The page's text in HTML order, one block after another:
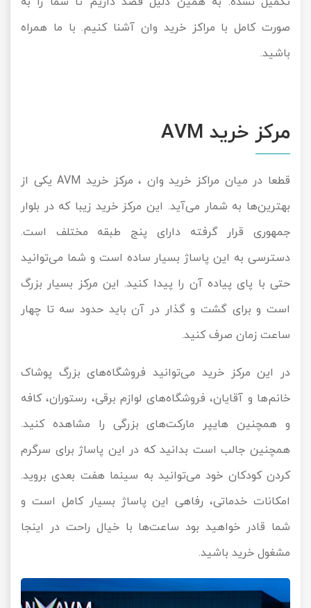
صورت کامل با مراکز خرید وان آشنا کنیم. با ما همراه
باشید.
مرکز خرید AVM
قطعا در میان مراکز خرید وان ، مرکز خرید AVM یکی از
بهترین‌ها به شمار می‌آید. این مرکز خرید زیبا که در بلوار
جمهوری قرار گرفته دارای پنج طبقه مختلف است.
دسترسی به این پاساژ بسیار ساده است و شما می‌توانید
حتی با پای پیاده آن را پیدا کنید. این مرکز بسیار بزرگ
است و برای گشت و گذار در آن باید حدود سه تا چهار
ساعت زمان صرف کنید.
در این مرکز خرید می‌توانید فروشگاه‌های بزرگ پوشاک
خانم‌ها و آقایان، فروشگاه‌های لوازم برقی، رستوران، کافه
و همچنین هایپر مارکت‌های بزرگی را مشاهده کنید.
همچنین جالب است بدانید که در این پاساژ برای سرگرم
کردن کودکان خود می‌توانید به سینما هفت بعدی بروید.
امکانات خدماتی، رفاهی این پاساژ بسیار کامل است و
شما قادر خواهید بود ساعت‌ها با خیال راحت در اینجا
مشغول خرید باشید.